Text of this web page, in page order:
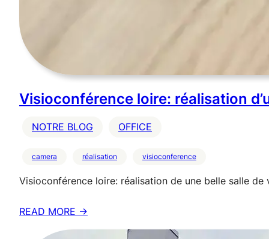
Visioconférence loire: réalisation
NOTRE BLOG OFFICE
camera réalisation visioconference
Visioconférence loire: réalisation de une belle salle
READ MORE →